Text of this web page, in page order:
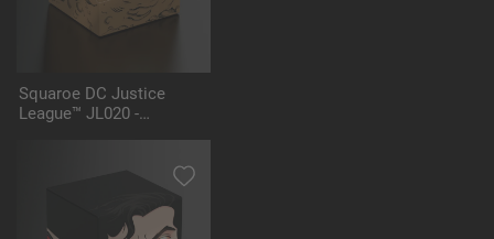
Squaroe DC Justice
League™ JL020 -